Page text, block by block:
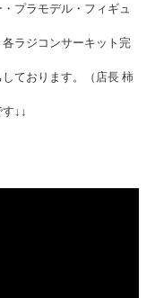
プラモデル・フィギュ
ラジコンサーキット完
ております。（店長 柿
↓↓